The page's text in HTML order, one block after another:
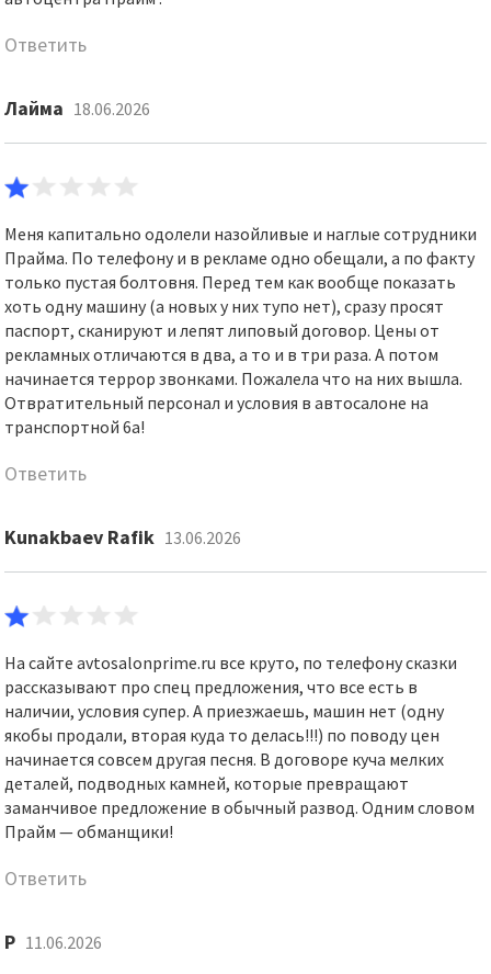
Ответить
Лайма 18.06.2026
Меня капитально одолели назойливые и наглые сотрудники
Прайма. По телефону и в рекламе одно обещали, а по факту
только пустая болтовня. Перед тем как вообще показать
хоть одну машину (а новых у них тупо нет), сразу просят
паспорт, сканируют и лепят липовый договор. Цены от
рекламных отличаются в два, а то и в три раза. А потом
начинается террор звонками. Пожалела что на них вышла.
Отвратительный персонал и условия в автосалоне на
транспортной 6а!
Ответить
Kunakbaev Rafik 13.06.2026
На сайте avtosalonprime.ru все круто, по телефону сказки
рассказывают про спец предложения, что все есть в
наличии, условия супер. А приезжаешь, машин нет (одну
якобы продали, вторая куда то делась!!!) по поводу цен
начинается совсем другая песня. В договоре куча мелких
деталей, подводных камней, которые превращают
заманчивое предложение в обычный развод. Одним словом
Прайм — обманщики!
Ответить
Р 11.06.2026